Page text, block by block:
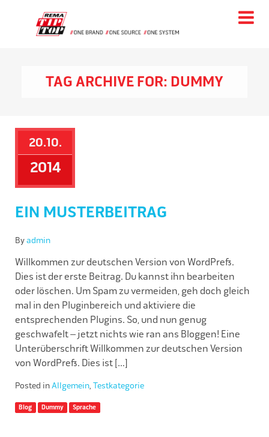
TAG ARCHIVE FOR: DUMMY
20.10.
2014
EIN MUSTERBEITRAG
Byadmin
Willkommen zur deutschen Version von WordPress.
Dies ist der erste Beitrag. Du kannst ihn bearbeiten
oder löschen. Um Spam zu vermeiden, geh doch gleich
mal in den Pluginbereich und aktiviere die
entsprechenden Plugins. So, und nun genug
geschwafelt – jetzt nichts wie ran ans Bloggen! Eine
Unterüberschrift Willkommen zur deutschen Version
von WordPress. Dies ist […]
Posted in Allgemein Testkategorie
Blog Dummy Sprache